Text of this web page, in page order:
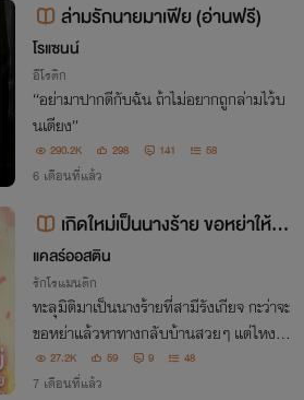
ล่ามรักนายมาเฟีย (อ่านฟรี)
โรแซนน์
อีโรติก
“อย่ามาปากดีกับฉัน ถ้าไม่อยากถูกล่ามไว้บ
นเตียง”
290.2K 298 141 58
6 เดือนที่แล้ว
เกิดใหม่เป็นนางร้าย ขอหย่าให้ตา
ยท่านอ๋องก็ไม่ยอม (อ่านฟรี)
แคลร์ออสติน
รักโรแมนติก
ทะลุมิติมาเป็นนางร้ายที่สามีรังเกียจ กะว่าจะ
ขอหย่าแล้วหาทางกลับบ้านสวยๆ แต่ไหงท่า
นอ๋องจอมเย็นชาถึงเปลี่ยนไป? "จะหย่างั้นร
ึ? ฝันไปเถอะ!
27.2K 59 9 48
7 เดือนที่แล้ว